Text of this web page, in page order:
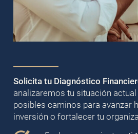
Solicita tu Diagnóstico
analizaremos tu situación
posibles caminos para avanzar
inversión o fortalecer tu